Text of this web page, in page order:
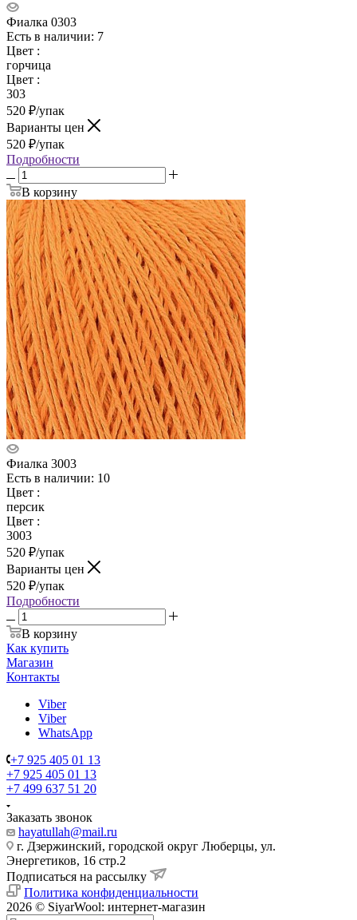
Фиалка 0303
Есть в наличии: 7
Цвет :
горчица
Цвет :
303
520 ₽/упак
Варианты цен
520 ₽/упак
Подробности
В корзину
Фиалка 3003
Есть в наличии: 10
Цвет :
персик
Цвет :
3003
520 ₽/упак
Варианты цен
520 ₽/упак
Подробности
В корзину
Как купить
Магазин
Контакты
Viber
Viber
WhatsApp
+7 925 405 01 13
+7 925 405 01 13
+7 499 637 51 20
Заказать звонок
hayatullah@mail.ru
г. Дзержинский, городской округ Люберцы, ул.
Энергетиков, 16 стр.2
Подписаться на рассылку
Политика конфиденциальности
2026 © SiyarWool: интернет-магазин